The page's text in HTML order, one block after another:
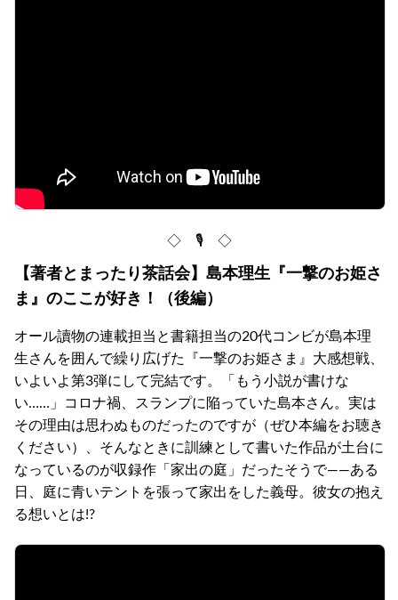
◇ 🎙 ◇
【著者とまったり茶話会】島本理生『一撃のお姫さ
ま』のここが好き！（後編）
オール讀物の連載担当と書籍担当の20代コンビが島本理
生さんを囲んで繰り広げた『一撃のお姫さま』大感想戦、
いよいよ第3弾にして完結です。「もう小説が書けな
い……」コロナ禍、スランプに陥っていた島本さん。実は
その理由は思わぬものだったのですが（ぜひ本編をお聴き
ください）、そんなときに訓練として書いた作品が土台に
なっているのが収録作「家出の庭」だったそうで――ある
日、庭に青いテントを張って家出をした義母。彼女の抱え
る想いとは!?